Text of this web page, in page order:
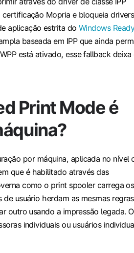
Mopria e bloqueia drivers
aplicação estrita doWindows
baseada em IPP que ainda
está ativado, esse fallback deixa
Print Mode é
por máquina, aplicada no nível
que é habilitado através das
como o print spooler carrega os
usuário herdam as mesmas
outro usando a impressão legada. O
individuais ou usuários